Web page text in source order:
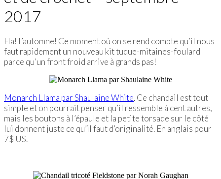
2017
Ha! L’automne! Ce moment où on se rend compte qu’il nous
faut rapidement un nouveau kit tuque-mitaines-foulard
parce qu’un front froid arrive à grands pas!
Monarch Llama par Shaulaine White. Ce chandail est tout
simple et on pourrait penser qu’il ressemble à cent autres,
mais les boutons à l’épaule et la petite torsade sur le côté
lui donnent juste ce qu’il faut d’originalité. En anglais pour
7$ US.